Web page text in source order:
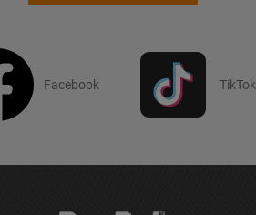
Facebook TikTok